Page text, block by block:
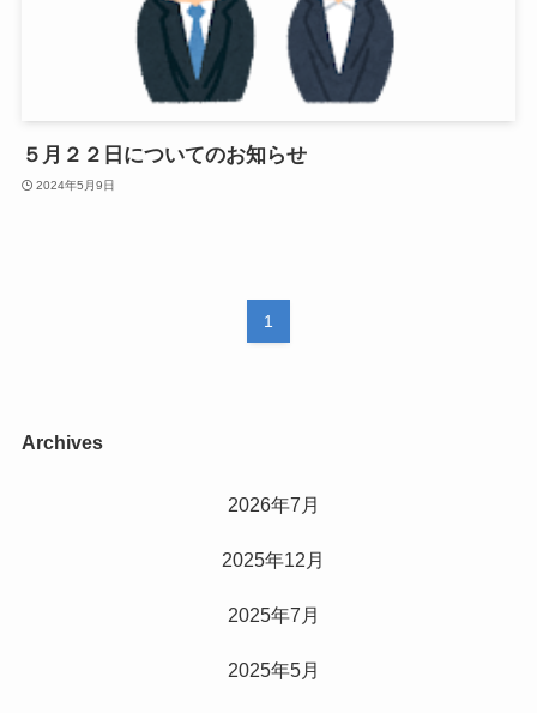
５月２２日についてのお知らせ
2024年5月9日
1
Archives
2026年7月
2025年12月
2025年7月
2025年5月